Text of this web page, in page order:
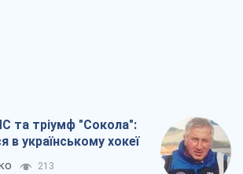
та тріумф "Сокола":
в українському хокеї
213